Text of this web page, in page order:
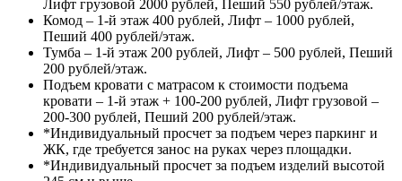
Лифт грузовой 2000 рублей, Пеший 550 рублей/этаж.
Комод – 1-й этаж 400 рублей, Лифт – 1000 рублей,
Пеший 400 рублей/этаж.
Тумба – 1-й этаж 200 рублей, Лифт – 500 рублей, Пеший
200 рублей/этаж.
Подъем кровати с матрасом к стоимости подъема
кровати – 1-й этаж + 100-200 рублей, Лифт грузовой –
200-300 рублей, Пеший 200 рублей/этаж.
*Индивидуальный просчет за подъем через паркинг и
ЖК, где требуется занос на руках через площадки.
*Индивидуальный просчет за подъем изделий высотой